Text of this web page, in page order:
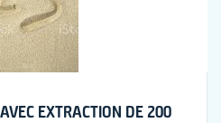
EXTRACTION DE 200